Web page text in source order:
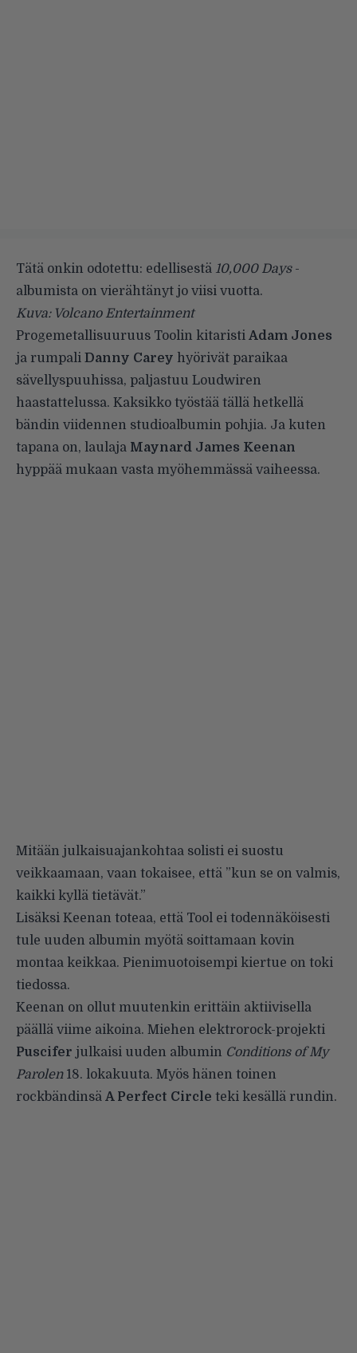
Tätä onkin odotettu: edellisestä 10,000 Days-
albumista on vierähtänyt jo viisi vuotta.
Kuva: Volcano Entertainment
Progemetallisuuruus Toolin kitaristi Adam Jones
ja rumpali Danny Carey hyörivät paraikaa
sävellyspuuhissa, paljastuu Loudwiren
haastattelussa. Kaksikko työstää tällä hetkellä
bändin viidennen studioalbumin pohjia. Ja kuten
tapana on, laulaja Maynard James Keenan
hyppää mukaan vasta myöhemmässä vaiheessa.
Mitään julkaisuajankohtaa solisti ei suostu
veikkaamaan, vaan tokaisee, että ”kun se on valmis,
kaikki kyllä tietävät.”
Lisäksi Keenan toteaa, että Tool ei todennäköisesti
tule uuden albumin myötä soittamaan kovin
montaa keikkaa. Pienimuotoisempi kiertue on toki
tiedossa.
Keenan on ollut muutenkin erittäin aktiivisella
päällä viime aikoina. Miehen elektrorock-projekti
Puscifer julkaisi uuden albumin Conditions of My
Parolen18. lokakuuta. Myös hänen toinen
rockbändinsä A Perfect Circle teki kesällä rundin.